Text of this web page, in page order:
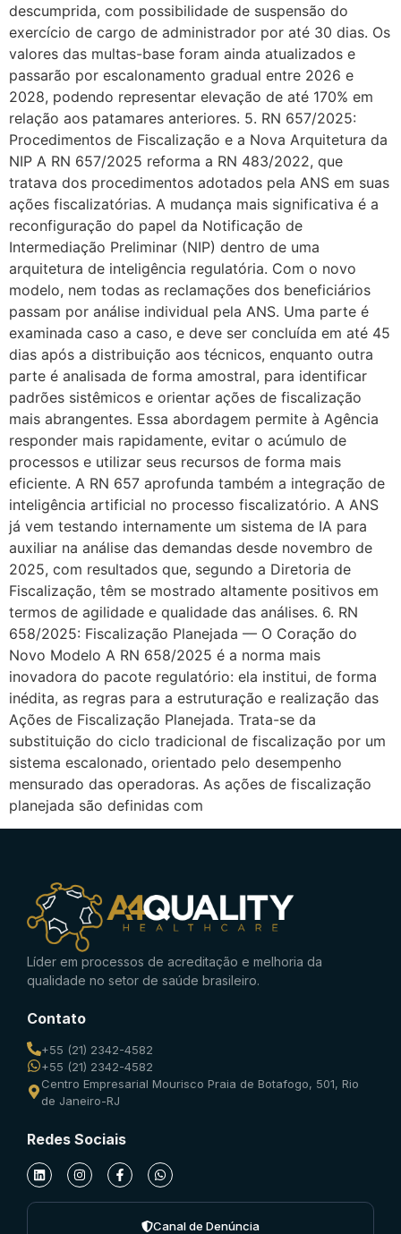
descumprida, com possibilidade de suspensão do
exercício de cargo de administrador por até 30 dias. Os
valores das multas-base foram ainda atualizados e
passarão por escalonamento gradual entre 2026 e
2028, podendo representar elevação de até 170% em
relação aos patamares anteriores. 5. RN 657/2025:
Procedimentos de Fiscalização e a Nova Arquitetura da
NIP A RN 657/2025 reforma a RN 483/2022, que
tratava dos procedimentos adotados pela ANS em suas
ações fiscalizatórias. A mudança mais significativa é a
reconfiguração do papel da Notificação de
Intermediação Preliminar (NIP) dentro de uma
arquitetura de inteligência regulatória. Com o novo
modelo, nem todas as reclamações dos beneficiários
passam por análise individual pela ANS. Uma parte é
examinada caso a caso, e deve ser concluída em até 45
dias após a distribuição aos técnicos, enquanto outra
parte é analisada de forma amostral, para identificar
padrões sistêmicos e orientar ações de fiscalização
mais abrangentes. Essa abordagem permite à Agência
responder mais rapidamente, evitar o acúmulo de
processos e utilizar seus recursos de forma mais
eficiente. A RN 657 aprofunda também a integração de
inteligência artificial no processo fiscalizatório. A ANS
já vem testando internamente um sistema de IA para
auxiliar na análise das demandas desde novembro de
2025, com resultados que, segundo a Diretoria de
Fiscalização, têm se mostrado altamente positivos em
termos de agilidade e qualidade das análises. 6. RN
658/2025: Fiscalização Planejada — O Coração do
Novo Modelo A RN 658/2025 é a norma mais
inovadora do pacote regulatório: ela institui, de forma
inédita, as regras para a estruturação e realização das
Ações de Fiscalização Planejada. Trata-se da
substituição do ciclo tradicional de fiscalização por um
sistema escalonado, orientado pelo desempenho
mensurado das operadoras. As ações de fiscalização
planejada são definidas com
Líder em processos de acreditação e melhoria da
qualidade no setor de saúde brasileiro.
Contato
+55 (21) 2342-4582
+55 (21) 2342-4582
Centro Empresarial Mourisco Praia de Botafogo, 501, Rio
de Janeiro-RJ
Redes Sociais
Canal de Denúncia